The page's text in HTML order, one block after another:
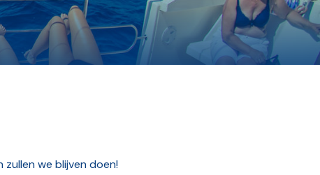
we blijven doen!